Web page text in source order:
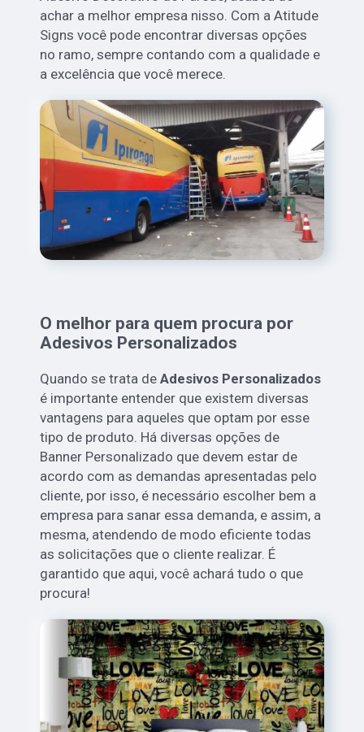
achar a melhor empresa nisso. Com a Atitude
Signs você pode encontrar diversas opções
no ramo, sempre contando com a qualidade e
a excelência que você merece.
O melhor para quem procura por
Adesivos Personalizados
Quando se trata deAdesivos Personalizados
é importante entender que existem diversas
vantagens para aqueles que optam por esse
tipo de produto. Há diversas opções de
Banner Personalizado que devem estar de
acordo com as demandas apresentadas pelo
cliente, por isso, é necessário escolher bem a
empresa para sanar essa demanda, e assim, a
mesma, atendendo de modo eficiente todas
as solicitações que o cliente realizar. É
garantido que aqui, você achará tudo o que
procura!